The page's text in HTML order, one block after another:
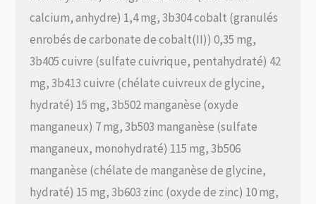
calcium, anhydre) 1,4 mg, 3b304 cobalt (granulés
enrobés de carbonate de cobalt(II)) 0,35 mg,
3b405 cuivre (sulfate cuivrique, pentahydraté) 42
mg, 3b413 cuivre (chélate cuivreux de glycine,
hydraté) 15 mg, 3b502 manganèse (oxyde
manganeux) 7 mg, 3b503 manganèse (sulfate
manganeux, monohydraté) 115 mg, 3b506
manganèse (chélate de manganèse de glycine,
hydraté) 15 mg, 3b603 zinc (oxyde de zinc) 10 mg,